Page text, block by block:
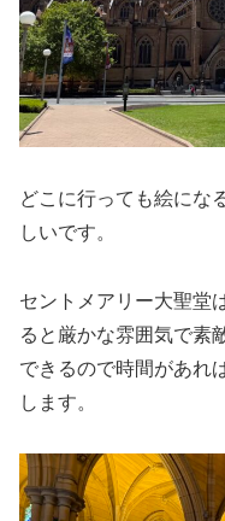
どこに行っても絵にな
しいです。
セントメアリー大聖堂
ると厳かな雰囲気で素
できるので時間があれ
します。